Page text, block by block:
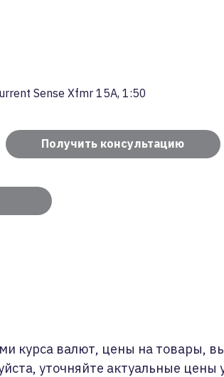
Sense Xfmr 15A, 1:50
Получить консультацию
курса валют, цены на товары,
уточняйте актуальные